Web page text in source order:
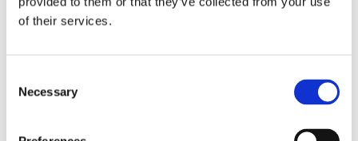
of their services.
Selection
Necessary